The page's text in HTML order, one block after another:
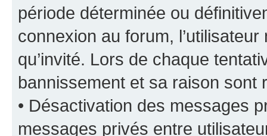
période déterminée ou
connexion au forum,
qu’invité. Lors de chaque
bannissement et sa raison sont
• Désactivation des messages
messages privés entre